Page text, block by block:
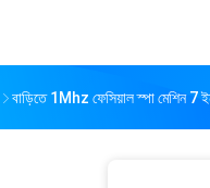
বাড়িতে 1Mhz ফেসিয়াল স্পা মেশিন